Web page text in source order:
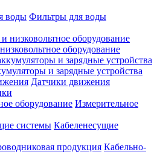
Фильтры для воды
оборудование
и зарядные устройства
Датчики движения
Измерительное
Кабеленесущие
Кабельно-